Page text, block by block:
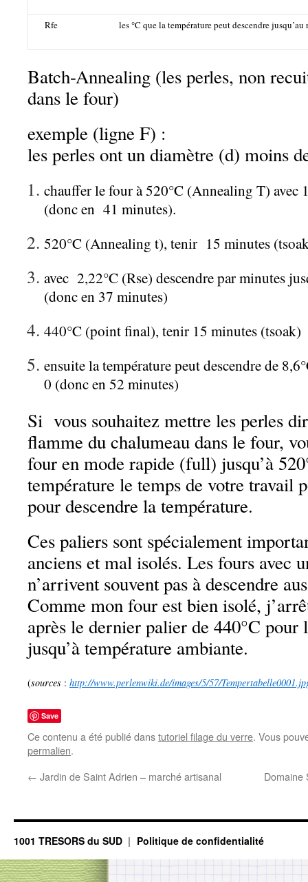
Rfe les °C que la température peut descendre
Batch-Annealing (les perles, non
dans le four)
exemple (ligne F) :
les perles ont un diamètre (d) moins
chauffer le four à 520°C (Annealing T) avec
(donc en 41 minutes).
520°C (Annealing t), tenir 15 minutes
avec 2,22°C (Rse) descendre par minutes
(donc en 37 minutes)
440°C (point final), tenir 15 minutes (tsoak)
ensuite la température peut descendre de
0 (donc en 52 minutes)
Si vous souhaitez mettre les perles
flamme du chalumeau dans le four,
four en mode rapide (full) jusqu’à
température le temps de votre travail
pour descendre la température.
Ces paliers sont spécialement
anciens et mal isolés. Les fours avec
n’arrivent souvent pas à descendre
Comme mon four est bien isolé,
après le dernier palier de 440°C
jusqu’à température ambiante.
(sources : http://www.perlenwiki.de/images/5/57/
Save
Ce contenu a été publié danstutoriel filage du verre. Vous
permalien.
← Jardin de Saint Adrien – marché artisanal Domaine
1001 TRESORS du SUD Politique de confidentialité